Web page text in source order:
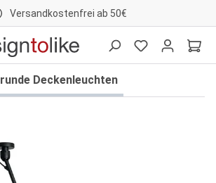
Versandkostenfrei ab 50€
runde Deckenleuchten